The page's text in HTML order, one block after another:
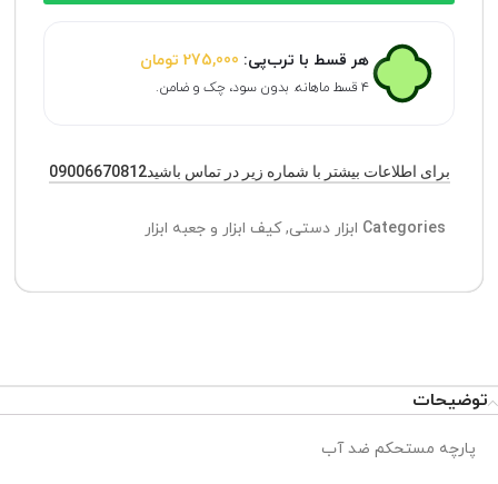
هر قسط با ترب‌پی: 275,000 تومان
۴ قسط ماهانه. بدون سود، چک و ضامن.
برای اطلاعات بیشتر با شماره زیر در تماس باشید09006670812
Categories ابزار دستی,کیف ابزار و جعبه ابزار
توضیحات
پارچه مستحکم ضد آب